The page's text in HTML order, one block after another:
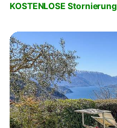
KOSTENLOSE Stornierung